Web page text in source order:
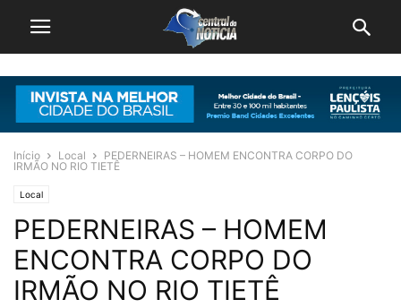
Início Local
PEDERNEIRAS – HOMEM ENCONTRA CORPO DO
IRMÃO NO RIO TIETÊ
Local
PEDERNEIRAS – HOMEM
ENCONTRA CORPO DO
IRMÃO NO RIO TIETÊ